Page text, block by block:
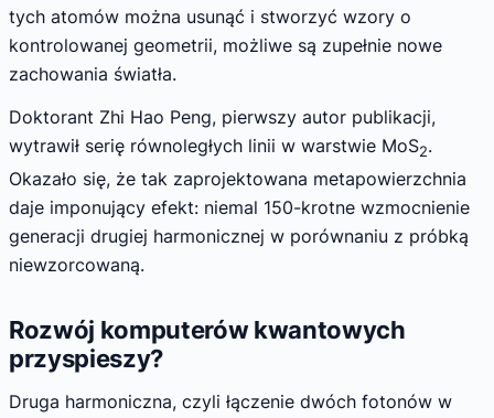
tych atomów można usunąć i stworzyć wzory o
kontrolowanej geometrii, możliwe są zupełnie nowe
zachowania światła.
Doktorant Zhi Hao Peng, pierwszy autor publikacji,
wytrawił serię równoległych linii w warstwie MoS2.
Okazało się, że tak zaprojektowana metapowierzchnia
daje imponujący efekt: niemal 150-krotne wzmocnienie
generacji drugiej harmonicznej w porównaniu z próbką
niewzorcowaną.
Rozwój komputerów kwantowych
przyspieszy?
Druga harmoniczna, czyli łączenie dwóch fotonów w